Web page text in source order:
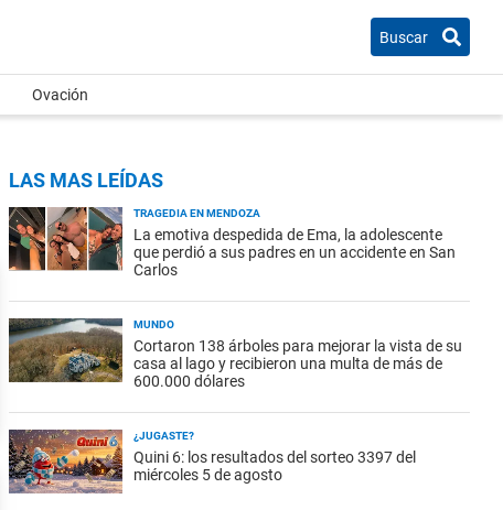
Buscar
Ovación
LAS MAS LEÍDAS
TRAGEDIA EN MENDOZA
La emotiva despedida de Ema, la adolescente
que perdió a sus padres en un accidente en San
Carlos
MUNDO
Cortaron 138 árboles para mejorar la vista de su
casa al lago y recibieron una multa de más de
600.000 dólares
¿JUGASTE?
Quini 6: los resultados del sorteo 3397 del
miércoles 5 de agosto